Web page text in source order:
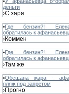
деньги
›С заря
•Где бензин?!
обратилась к
›Коммен
•Где бензин?!
обратилась к
›Там же
•Обещана жара -
пляж под запретом
›Прогно